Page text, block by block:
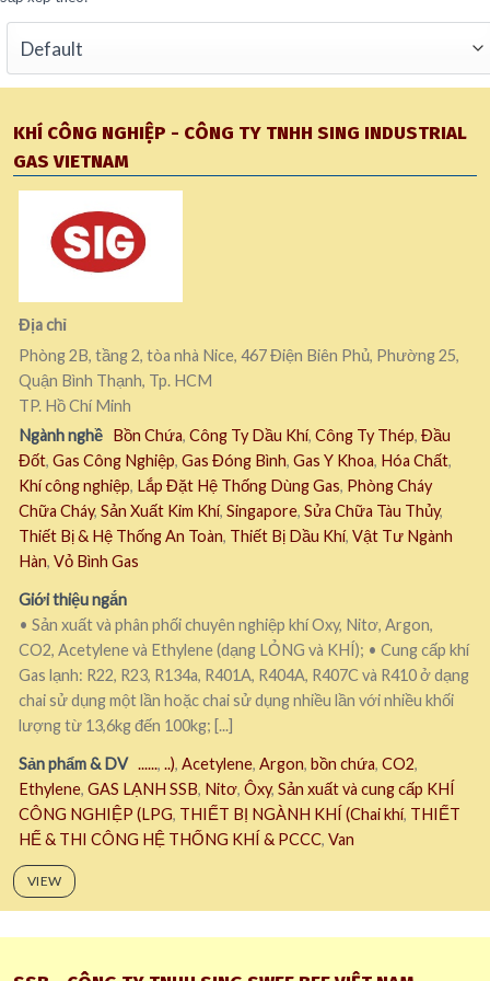
KHÍ CÔNG NGHIỆP - CÔNG TY TNHH SING INDUSTRIAL
GAS VIETNAM
Địa chỉ
Phòng 2B, tầng 2, tòa nhà Nice, 467 Điện Biên Phủ, Phường 25,
Quận Bình Thạnh, Tp. HCM
TP. Hồ Chí Minh
Ngành nghề Bồn Chứa, Công Ty Dầu Khí, Công Ty Thép, Đầu
Đốt, Gas Công Nghiệp, Gas Đóng Bình, Gas Y Khoa, Hóa Chất,
Khí công nghiệp, Lắp Đặt Hệ Thống Dùng Gas, Phòng Cháy
Chữa Cháy, Sản Xuất Kim Khí, Singapore, Sửa Chữa Tàu Thủy,
Thiết Bị & Hệ Thống An Toàn, Thiết Bị Dầu Khí, Vật Tư Ngành
Hàn, Vỏ Bình Gas
Giới thiệu ngắn
• Sản xuất và phân phối chuyên nghiệp khí Oxy, Nitơ, Argon,
CO2, Acetylene và Ethylene (dạng LỎNG và KHÍ); • Cung cấp khí
Gas lạnh: R22, R23, R134a, R401A, R404A, R407C và R410 ở dạng
chai sử dụng một lần hoặc chai sử dụng nhiều lần với nhiều khối
lượng từ 13,6kg đến 100kg; [...]
Sản phẩm & DV ......, ..), Acetylene, Argon, bồn chứa, CO2,
Ethylene, GAS LẠNH SSB, Nitơ, Ôxy, Sản xuất và cung cấp KHÍ
CÔNG NGHIỆP (LPG, THIẾT BỊ NGÀNH KHÍ (Chai khí, THIẾT
HẾ & THI CÔNG HỆ THỐNG KHÍ & PCCC, Van
VIEW